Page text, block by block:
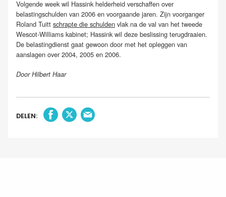
Volgende week wil Hassink helderheid verschaffen over
belastingschulden van 2006 en voorgaande jaren. Zijn voorganger
Roland Tuitt schrapte die schulden vlak na de val van het tweede
Wescot-Williams kabinet; Hassink wil deze beslissing terugdraaien.
De belastingdienst gaat gewoon door met het opleggen van
aanslagen over 2004, 2005 en 2006.
Door Hilbert Haar
DELEN: